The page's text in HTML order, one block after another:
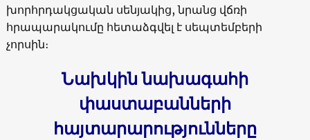
խորհրդակցական սենյակից, նրանց վճռի
հրապարակումը հետաձգվել է սեպտեմբերի
չորսին։
Նախկին նախագահի
փաստաբանների
հայտարարությունները